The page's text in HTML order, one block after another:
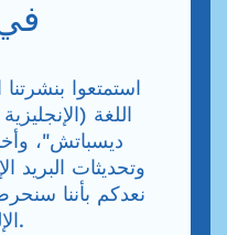
استمتعوا بنشرتنا
اللغة
ديسباتش"،
وتحديثات البريد
نعدكم بأننا
الإلكتروني.